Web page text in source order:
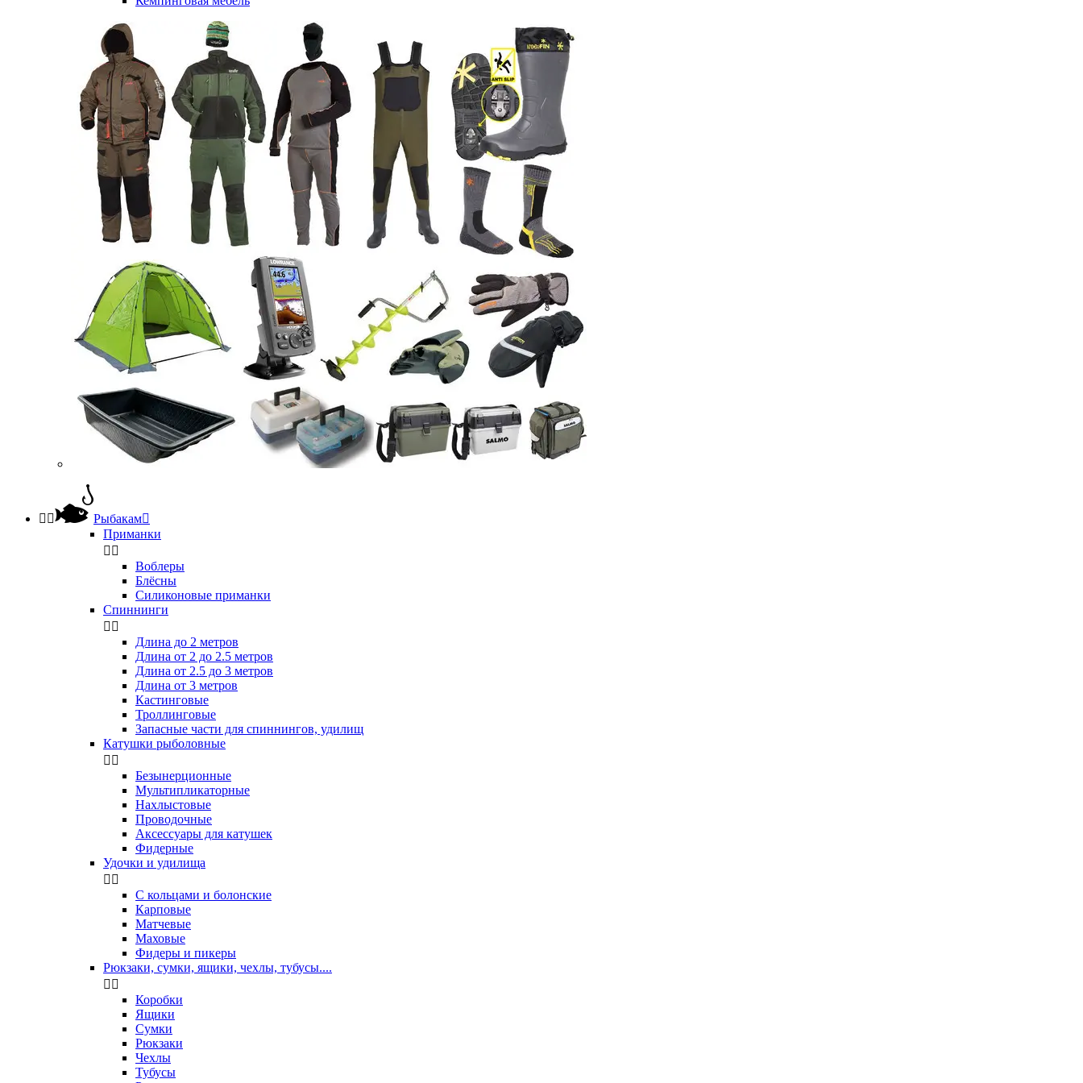
  Рыбакам
Приманки
 
Воблеры
Блёсны
Силиконовые приманки
Спиннинги
 
Длина до 2 метров
Длина от 2 до 2.5 метров
Длина от 2.5 до 3 метров
Длина от 3 метров
Кастинговые
Троллинговые
Запасные части для спиннингов, удилищ
Катушки рыболовные
 
Безынерционные
Мультипликаторные
Нахлыстовые
Проводочные
Аксессуары для катушек
Фидерные
Удочки и удилища
 
С кольцами и болонские
Карповые
Матчевые
Маховые
Фидеры и пикеры
Рюкзаки, сумки, ящики, чехлы, тубусы....
 
Коробки
Ящики
Сумки
Рюкзаки
Чехлы
Тубусы